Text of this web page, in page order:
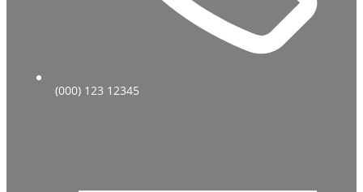
(000) 123 12345